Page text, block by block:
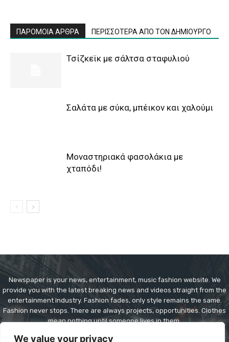
We value your privacy
ΠΑΡΟΜΟΙΑ ΑΡΘΡΑ ΠΕΡΙΣΣΟΤΕΡΑ ΑΠΟ ΤΟΝ ΔΗΜΙΟΥΡΓΟ
Τσίζκεϊκ με σάλτσα σταφυλιού
Σαλάτα με σύκα, μπέικον και χαλούμι
Μοναστηριακά φασολάκια με
χταπόδι!
Newspaper is your news, entertainment, music fashion website. We
provide you with the latest breaking news and videos straight from the
entertainment industry. Fashion fades, only style remains the same.
Fashion never stops. There are always projects, opportunities. Clothes
mean nothing until someone lives in them.
Contact us:contact@yoursite.com